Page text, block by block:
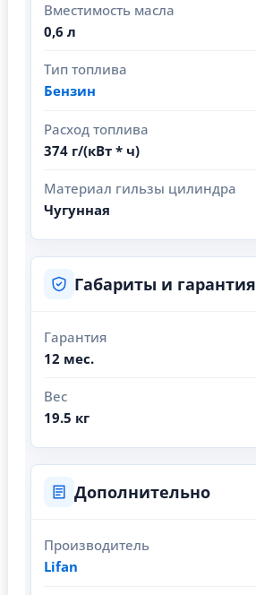
Вместимость масла
0,6 л
Тип топлива
Бензин
Расход топлива
374 г/(кВт * ч)
Материал гильзы цилиндра
Чугунная
Габариты и гарантия
Гарантия
12 мес.
Вес
19.5 кг
Дополнительно
Производитель
Lifan